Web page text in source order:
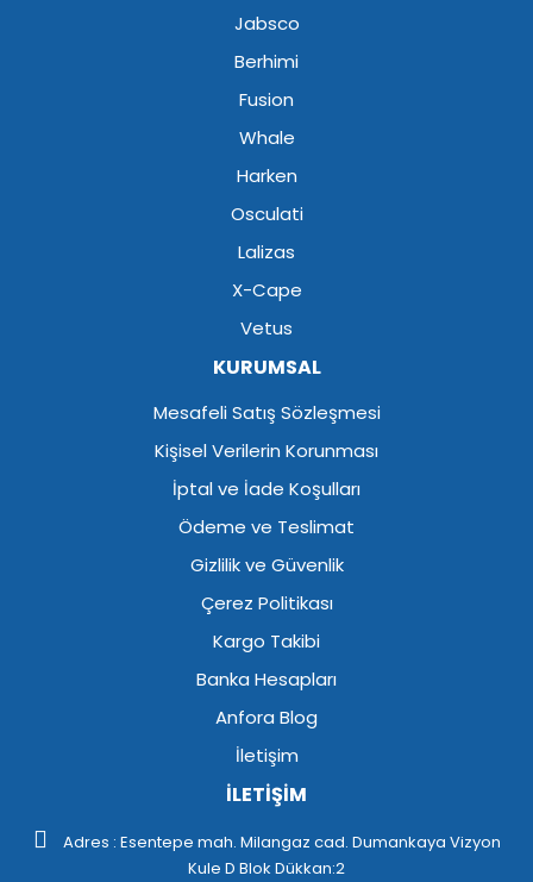
Jabsco
Berhimi
Fusion
Whale
Harken
Osculati
Lalizas
X-Cape
Vetus
KURUMSAL
Mesafeli Satış Sözleşmesi
Kişisel Verilerin Korunması
İptal ve İade Koşulları
Ödeme ve Teslimat
Gizlilik ve Güvenlik
Çerez Politikası
Kargo Takibi
Banka Hesapları
Anfora Blog
İletişim
İLETİŞİM
Adres : Esentepe mah. Milangaz cad. Dumankaya Vizyon
Kule D Blok Dükkan:2